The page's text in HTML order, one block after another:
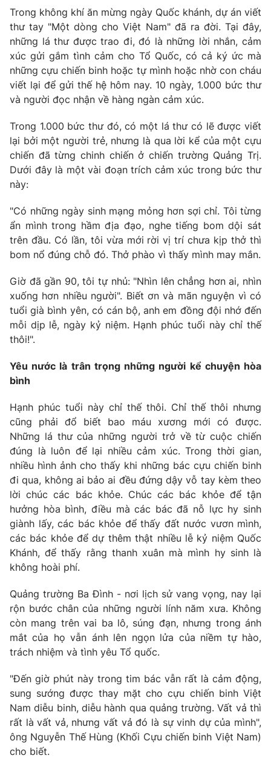
Trong không khí ăn mừng ngày Quốc khánh, dự án viết
thư tay "Một dòng cho Việt Nam" đã ra đời. Tại đây,
những lá thư được trao đi, đó là những lời nhắn, cảm
xúc gửi gắm tình cảm cho Tổ Quốc, có cả ký ức mà
những cựu chiến binh hoặc tự mình hoặc nhờ con cháu
viết lại để gửi thế hệ hôm nay. 10 ngày, 1.000 bức thư
và người đọc nhận về hàng ngàn cảm xúc.
Trong 1.000 bức thư đó, có một lá thư có lẽ được viết
lại bởi một người trẻ, nhưng là qua lời kể của một cựu
chiến đã từng chinh chiến ở chiến trường Quảng Trị.
Dưới đây là một vài đoạn trích cảm xúc trong bức thư
này:
"Có những ngày sinh mạng mỏng hơn sợi chỉ. Tôi từng
ẩn mình trong hầm địa đạo, nghe tiếng bom dội sát
trên đầu. Có lần, tôi vừa mới rời vị trí chưa kịp thở thì
bom nổ đúng chỗ đó. Thở phào vì thấy mình may mắn.
Giờ đã gần 90, tôi tự nhủ: "Nhìn lên chẳng hơn ai, nhìn
xuống hơn nhiều người". Biết ơn và mãn nguyện vì có
tuổi già bình yên, có cán bộ, anh em đồng đội nhớ đến
mỗi dịp lễ, ngày kỷ niệm. Hạnh phúc tuổi này chỉ thế
thôi!".
Yêu nước là trân trọng những người kể chuyện hòa
bình
Hạnh phúc tuổi này chỉ thế thôi. Chỉ thế thôi nhưng
cũng phải đổ biết bao máu xương mới có được.
Những lá thư của những người trở về từ cuộc chiến
đúng là luôn để lại nhiều cảm xúc. Trong thời gian,
nhiều hình ảnh cho thấy khi những bác cựu chiến binh
đi qua, không ai bảo ai đều đứng dậy vỗ tay kèm theo
lời chúc các bác khỏe. Chúc các bác khỏe để tận
hưởng hòa bình, điều mà các bác đã nỗ lực hy sinh
giành lấy, các bác khỏe để thấy đất nước vươn mình,
các bác khỏe để dự thêm thật nhiều lễ kỷ niệm Quốc
Khánh, để thấy rằng thanh xuân mà mình hy sinh là
không hoài phí.
Quảng trường Ba Đình - nơi lịch sử vang vọng, nay lại
rộn bước chân của những người lính năm xưa. Không
còn mang trên vai ba lô, súng đạn, nhưng trong ánh
mắt của họ vẫn ánh lên ngọn lửa của niềm tự hào,
trách nhiệm và tình yêu Tổ quốc.
"Đến giờ phút này trong tim bác vẫn rất là cảm động,
sung sướng được thay mặt cho cựu chiến binh Việt
Nam diễu binh, diễu hành qua quảng trường. Vất vả thì
rất là vất vả, nhưng vất vả đó là sự vinh dự của mình",
ông Nguyễn Thế Hùng (Khối Cựu chiến binh Việt Nam)
cho biết.